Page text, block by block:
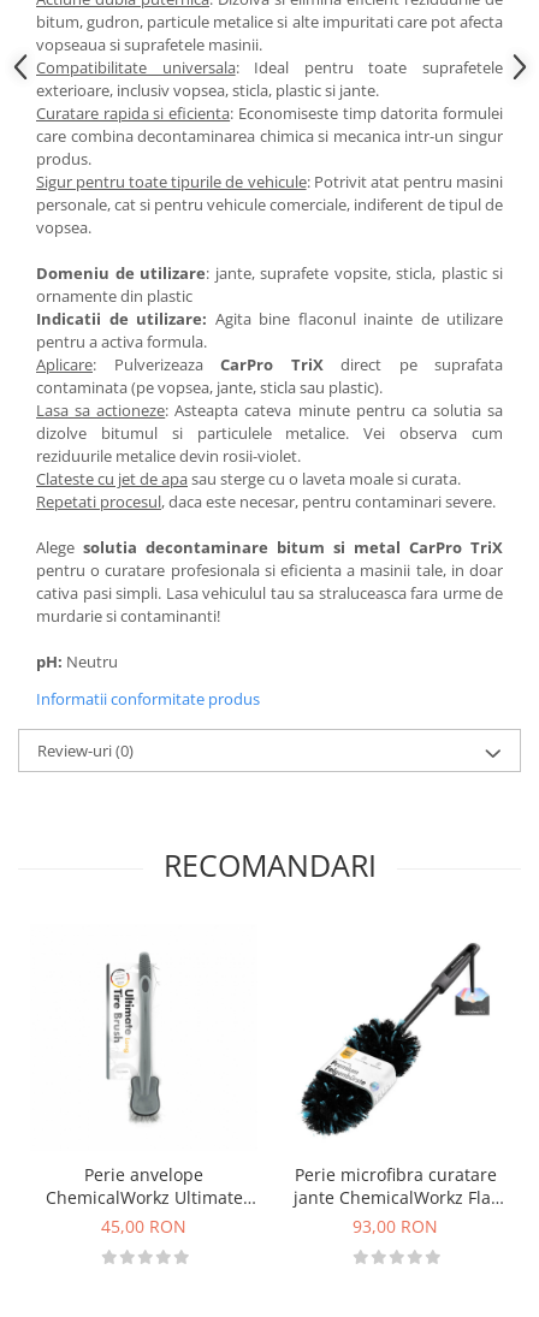
bitum, gudron, particule metalice si alte impuritati care pot afecta
vopseaua si suprafetele masinii.
Compatibilitate universala: Ideal pentru toate suprafetele
exterioare, inclusiv vopsea, sticla, plastic si jante.
Curatare rapida si eficienta: Economiseste timp datorita formulei
care combina decontaminarea chimica si mecanica intr-un singur
produs.
Sigur pentru toate tipurile de vehicule: Potrivit atat pentru masini
personale, cat si pentru vehicule comerciale, indiferent de tipul de
vopsea.
Domeniu de utilizare: jante, suprafete vopsite, sticla, plastic si
ornamente din plastic
Indicatii de utilizare: Agita bine flaconul inainte de utilizare
pentru a activa formula.
Aplicare: Pulverizeaza CarPro TriXdirect pe suprafata
contaminata (pe vopsea, jante, sticla sau plastic).
Lasa sa actioneze: Asteapta cateva minute pentru ca solutia sa
dizolve bitumul si particulele metalice. Vei observa cum
reziduurile metalice devin rosii-violet.
Clateste cu jet de apasau sterge cu o laveta moale si curata.
Repetati procesul, daca este necesar, pentru contaminari severe.
Alege solutia decontaminare bitum si metal CarPro TriX
pentru o curatare profesionala si eficienta a masinii tale, in doar
cativa pasi simpli. Lasa vehiculul tau sa straluceasca fara urme de
murdarie si contaminanti!
pH: Neutru
Informatii conformitate produs
Review-uri(0)
RECOMANDARI
Perie anvelope
ChemicalWorkz Ultimate
Tire Brush
45,00 RON
Perie microfibra curatare
jante ChemicalWorkz Flat
Wheel Brush
93,00 RON